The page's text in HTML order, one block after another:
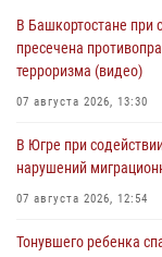
В Башкортостане при
пресечена
терроризма (видео)
07 августа 2026, 13:30
В Югре при
нарушений
07 августа 2026, 12:54
Тонувшего ребенка